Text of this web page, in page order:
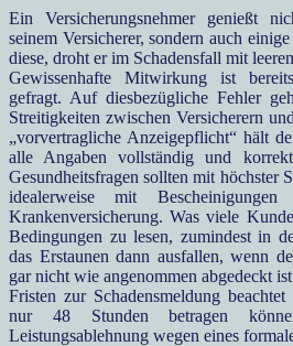
Ein Versicherungsnehmer genießt
seinem Versicherer, sondern auch
diese, droht er im Schadensfall mit
Gewissenhafte Mitwirkung ist
gefragt. Auf diesbezügliche Fehler
Streitigkeiten zwischen Versicherern
„vorvertragliche Anzeigepflicht“ hält
alle Angaben vollständig und
Gesundheitsfragen sollten mit höchster
idealerweise mit
Krankenversicherung. Was viele
Bedingungen zu lesen, zumindest in
das Erstaunen dann ausfallen, wenn
gar nicht wie angenommen abgedeckt
Fristen zur Schadensmeldung
nur 48 Stunden betragen
Leistungsablehnung wegen eines